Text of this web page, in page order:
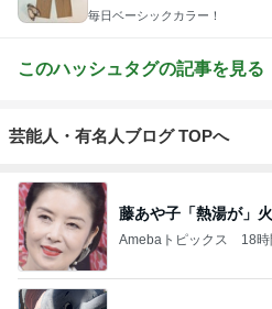
毎日ベーシックカラー！
このハッシュタグの記事を見る
芸能人・有名人ブログ TOPへ
藤あや子「熱湯が」
Amebaトピックス 18